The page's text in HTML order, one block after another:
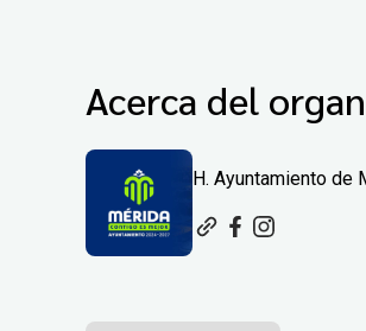
Acerca del
H. Ayuntamiento de